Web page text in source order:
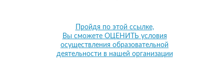
Пройдя по этой ссылке,
Вы сможете ОЦЕНИТЬ условия
осуществления образовательной
деятельности в нашей организации